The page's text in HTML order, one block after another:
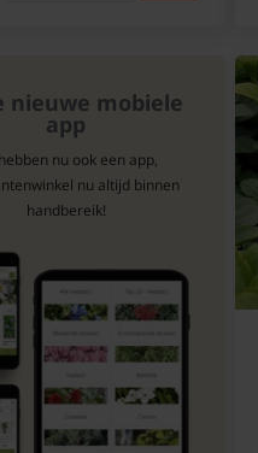
nieuwe mobiele
app
nu ook een app,
nu altijd binnen
handbereik!